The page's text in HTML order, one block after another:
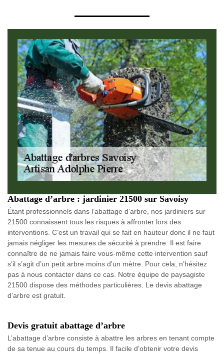
Abattage d’arbre : jardinier 21500 sur Savoisy
Étant professionnels dans l’abattage d’arbre, nos jardiniers sur
21500 connaissent tous les risques à affronter lors des
interventions. C’est un travail qui se fait en hauteur donc il ne faut
jamais négliger les mesures de sécurité à prendre. Il est faire
connaître de ne jamais faire vous-même cette intervention sauf
s’il s’agit d’un petit arbre moins d'un mètre. Pour cela, n’hésitez
pas à nous contacter dans ce cas. Notre équipe de paysagiste
21500 dispose des méthodes particulières. Le devis abattage
d’arbre est gratuit.
Devis gratuit abattage d’arbre
L’abattage d’arbre consiste à abattre les arbres en tenant compte
de sa tenue au cours du temps. Il facile d’obtenir votre devis